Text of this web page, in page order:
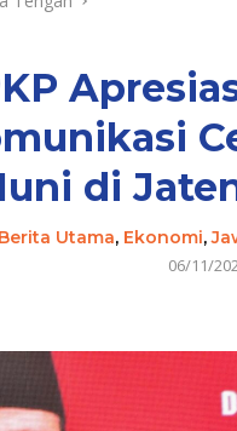
di
Berita Utama, Ekonomi,
06/11/